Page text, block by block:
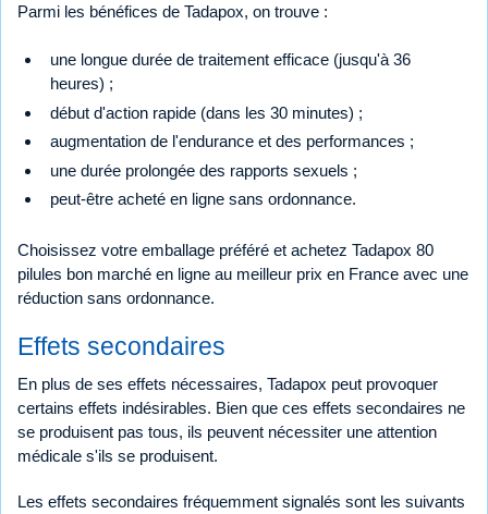
Parmi les bénéfices de Tadapox, on trouve :
une longue durée de traitement efficace (jusqu'à 36
heures) ;
début d'action rapide (dans les 30 minutes) ;
augmentation de l'endurance et des performances ;
une durée prolongée des rapports sexuels ;
peut-être acheté en ligne sans ordonnance.
Choisissez votre emballage préféré et achetez Tadapox 80
pilules bon marché en ligne au meilleur prix en France avec une
réduction sans ordonnance.
Effets secondaires
En plus de ses effets nécessaires, Tadapox peut provoquer
certains effets indésirables. Bien que ces effets secondaires ne
se produisent pas tous, ils peuvent nécessiter une attention
médicale s'ils se produisent.
Les effets secondaires fréquemment signalés sont les suivants